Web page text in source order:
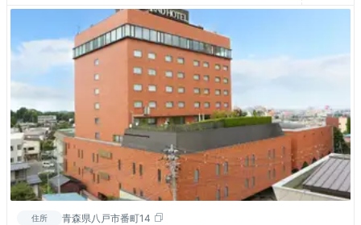
住所 青森県八戸市番町14